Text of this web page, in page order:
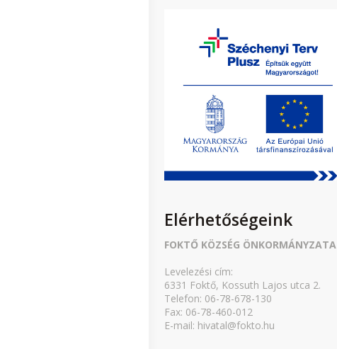
Elérhetőségeink
FOKTŐ KÖZSÉG ÖNKORMÁNYZATA
Levelezési cím:
6331 Foktő, Kossuth Lajos utca 2.
Telefon: 06-78-678-130
Fax: 06-78-460-012
E-mail: hivatal@fokto.hu